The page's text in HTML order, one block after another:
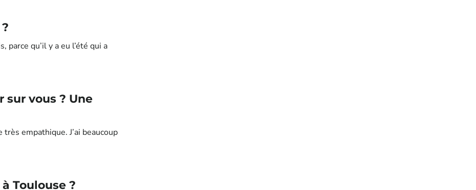
parce qu’il y a eu l’été qui a
sur vous ? Une
empathique. J’ai beaucoup
Toulouse ?